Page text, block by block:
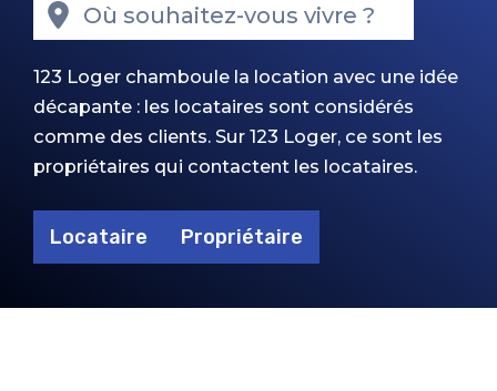
Où souhaitez-vous vivre ?
123 Loger chamboule la location avec une idée
décapante : les locataires sont considérés
comme des clients. Sur 123 Loger, ce sont les
propriétaires qui contactent les locataires.
Locataire Propriétaire